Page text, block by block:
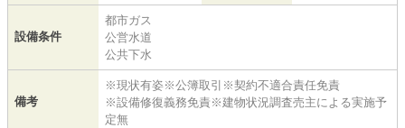
設備条件
都市ガス
公営水道
公共下水
備考
※現状有姿※公簿取引※契約不適合責任免責
※設備修復義務免責※建物状況調査売主による実施予
定無